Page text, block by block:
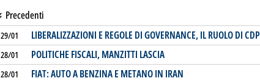
Precedenti
29/01 LIBERALIZZAZIONI E REGOLE DI GOVERNANCE, IL RUOLO DI CDP
28/01 POLITICHE FISCALI, MANZITTI LASCIA
28/01 FIAT: AUTO A BENZINA E METANO IN IRAN